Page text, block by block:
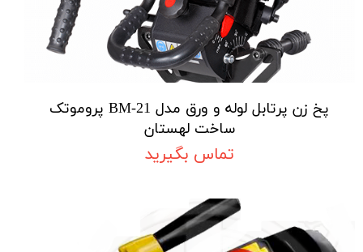
پخ زن پرتابل لوله و ورق مدل BM-21 پروموتک
ساخت لهستان
تماس بگیرید